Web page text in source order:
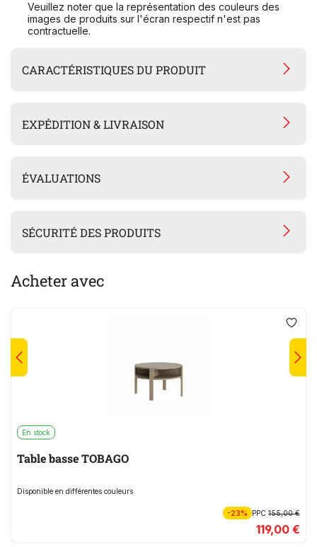
Veuillez noter que la représentation des couleurs des
images de produits sur l'écran respectif n'est pas
contractuelle.
CARACTÉRISTIQUES DU PRODUIT
EXPÉDITION & LIVRAISON
ÉVALUATIONS
SÉCURITÉ DES PRODUITS
Acheter avec
En stock
Table basse TOBAGO
Disponible en différentes couleurs
-23% PPC155,00 €
119,00 €